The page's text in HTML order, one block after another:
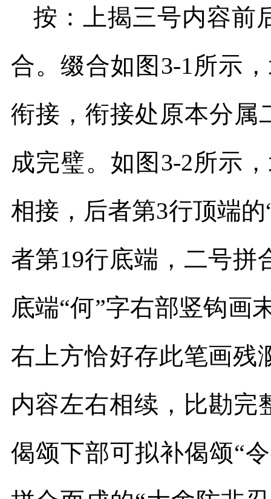
按：上揭三号内容前
合。缀合如图 3-1所示
衔接，衔接处原本分属
成完璧。如图 3-2所示
相接，后者第3行顶端
者第19行底端，二号拼
底端“何”字右部竖钩画
右上方恰好存此笔画残
内容左右相续，比勘完
偈颂下部可拟补偈颂“